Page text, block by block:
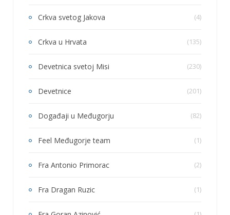
Crkva svetog Jakova (4)
Crkva u Hrvata (135)
Devetnica svetoj Misi (230)
Devetnice (201)
Događaji u Međugorju (82)
Feel Međugorje team (1)
Fra Antonio Primorac (2)
Fra Dragan Ruzic (1)